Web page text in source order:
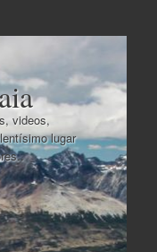
videos,
lugar